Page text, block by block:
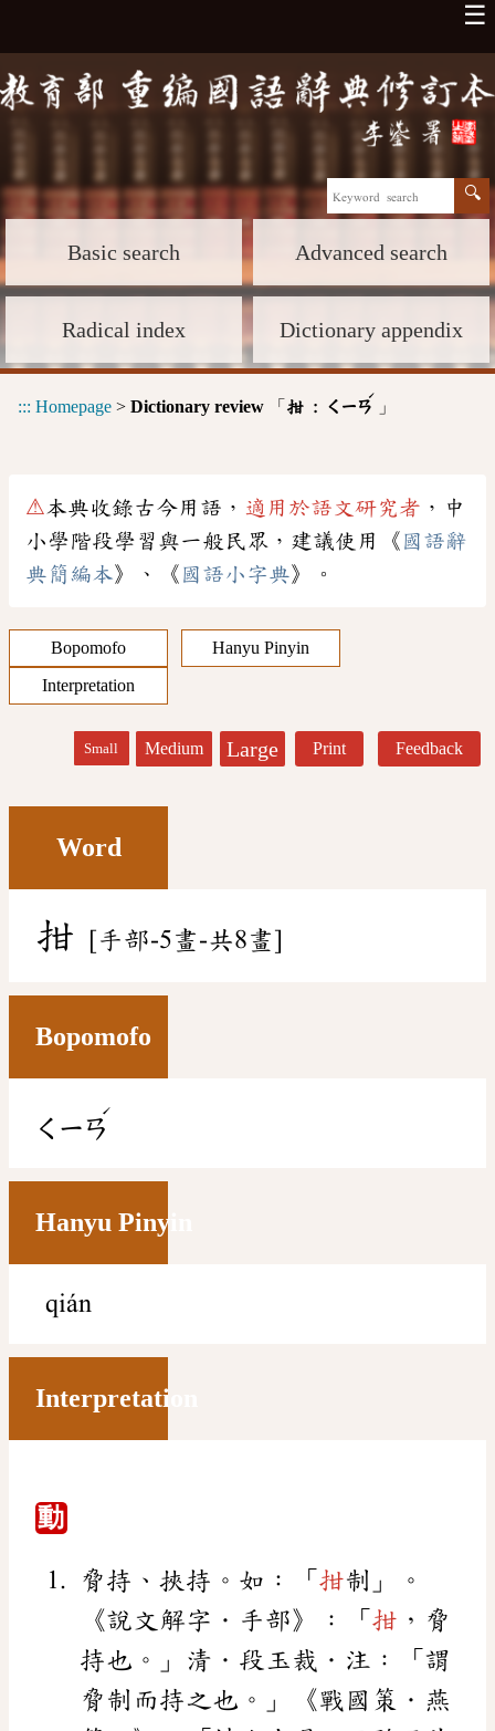
☰
Basic search Advanced search
Radical index Dictionary appendix
::: Homepage > Dictionary review 「 拑 : ㄑㄧㄢ
ˊ
」
⚠本典收錄古今用語， 適用於語文研究者 ，中
小學階段學習與一般民眾，建議使用《 國語辭
典簡編本》、《 國語小字典》。
Bopomofo
Hanyu Pinyin
Interpretation
Small Medium Large Print Feedback
Word
拑 [手部-5畫-共8畫]
Bopomofo
ㄑㄧㄢ
ˊ
Hanyu Pinyin
qián
Interpretation
動
脅持、挾持。如：「 拑制」。
《說文解字．手部》：「 拑 ，脅
持也。」清．段玉裁．注：「謂
脅制而持之也。」《戰國策．燕